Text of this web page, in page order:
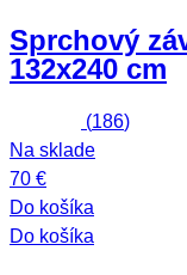
Sprchový
132x240 cm
(186)
Na sklade
70 €
Do košíka
Do košíka